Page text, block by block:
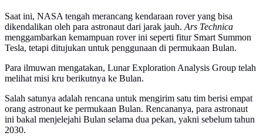
Saat ini, NASA tengah merancang kendaraan rover yang bisa
dikendalikan oleh para astronaut dari jarak jauh. Ars Technica
menggambarkan kemampuan rover ini seperti fitur Smart Summon
Tesla, tetapi ditujukan untuk penggunaan di permukaan Bulan.
Para ilmuwan mengatakan, Lunar Exploration Analysis Group telah
melihat misi kru berikutnya ke Bulan.
Salah satunya adalah rencana untuk mengirim satu tim berisi empat
orang astronaut ke permukaan Bulan. Rencananya, para astronaut
ini bakal menjelejahi Bulan selama dua pekan, yakni sebelum tahun
2030.